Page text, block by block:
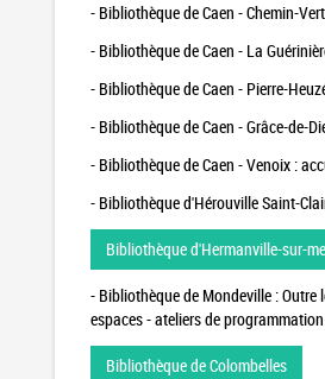
- Bibliothèque de Caen - Chemin-
- Bibliothèque de Caen - La
- Bibliothèque de Caen - Pierre-
- Bibliothèque de Caen - Grâce-de-
- Bibliothèque de Caen - Venoix :
- Bibliothèque d'Hérouville Saint-
Bibliothèque d'Hermanville-sur-
- Bibliothèque de Mondeville :
espaces - ateliers de
Bibliothèque de Colombelles